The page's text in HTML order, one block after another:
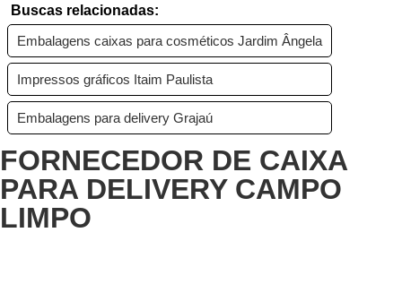
Buscas relacionadas:
Embalagens caixas para cosméticos Jardim Ângela
Impressos gráficos Itaim Paulista
Embalagens para delivery Grajaú
FORNECEDOR DE CAIXA
PARA DELIVERY CAMPO
LIMPO